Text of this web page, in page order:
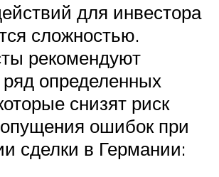
для инвестора
сложностью.
рекомендуют
определенных
снизят риск
ошибок при
сделки в Германии: